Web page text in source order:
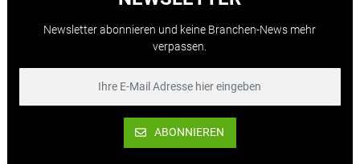
Newsletter abonnieren und keine Branchen-News mehr
verpassen.
ABONNIEREN